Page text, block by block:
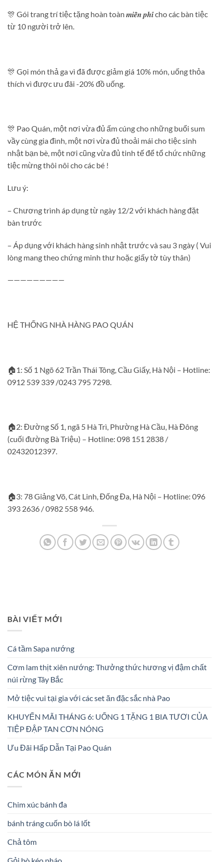
🎊 Gói trang trí tiệc tặng hoàn toàn 𝒎𝒊𝒆̂̃𝒏 𝒑𝒉𝒊́ cho các bàn tiệc
từ 10 người trở lên.
️🎊 Gọi món thả ga vì đã được giảm giá 10% món, uống thỏa
thích vì được ưu đãi -20% đồ uống.
🎊 Pao Quán, một nơi vừa đủ ấm cúng cho những buổi sum
vầy cùng gia đình, một nơi vừa đủ thoải mái cho tiệc sinh
nhật bạn bè, một nơi cũng vừa đủ tinh tế để tổ chức những
tiệc mừng thôi nôi cho các bé !
Lưu ý:
– Chương trình áp dụng từ ngày 12/2 với khách hàng đặt
bàn trước
– Áp dụng với khách hàng sinh nhật trước và sau 3 ngày ( Vui
lòng mang theo chứng minh thư hoặc giấy tờ tùy thân)
—————————
HỆ THỐNG NHÀ HÀNG PAO QUÁN
🏠1: Số 1 Ngõ 62 Trần Thái Tông, Cầu Giấy, Hà Nội – Hotline:
0912 539 339 /0243 795 7298.
🏠2: Đường Số 1, ngã 5 Hà Trì, Phường Hà Cầu, Hà Đông
(cuối đường Bà Triệu) – Hotline: 098 151 2838 /
02432012397.
🏠3: 78 Giảng Võ, Cát Linh, Đống Đa, Hà Nội – Hotline: 096
393 2636 / 0982 558 946.
BÀI VIẾT MỚI
Cá tầm Sapa nướng
Cơm lam thịt xiên nướng: Thưởng thức hương vị đậm chất
núi rừng Tây Bắc
Mở tiệc vui tại gia với các set ăn đặc sắc nhà Pao
KHUYẾN MÃI THÁNG 6: UỐNG 1 TẶNG 1 BIA TƯƠI CỦA
TIỆP ĐẬP TAN CƠN NÓNG
Ưu Đãi Hấp Dẫn Tại Pao Quán
CÁC MÓN ĂN MỚI
Chim xúc bánh đa
bánh tráng cuốn bò lá lốt
Chả tôm